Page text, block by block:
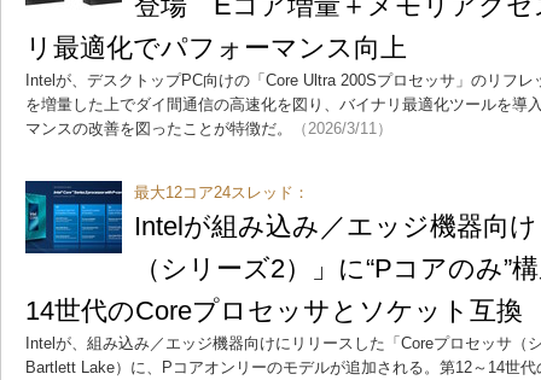
リ最適化でパフォーマンス向上
Intelが、デスクトップPC向けの「Core Ultra 200Sプロセッサ」のリフ
を増量した上でダイ間通信の高速化を図り、バイナリ最適化ツールを導
マンスの改善を図ったことが特徴だ。
（2026/3/11）
最大12コア24スレッド：
Intelが組み込み／エッジ機器向
（シリーズ2）」に“Pコアのみ
14世代のCoreプロセッサとソケット互換
Intelが、組み込み／エッジ機器向けにリリースした「Coreプロセッサ（
Bartlett Lake）に、Pコアオンリーのモデルが追加される。第12～14世